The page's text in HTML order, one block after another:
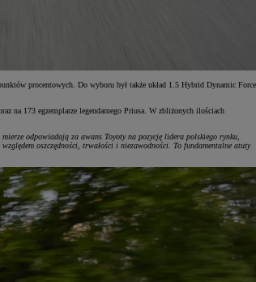
procentowych. Do wyboru był także układ 1.5 Hybrid Dynamic Force
na 173 egzemplarze legendarnego Priusa. W zbliżonych ilościach
odpowiadają za awans Toyoty na pozycję lidera polskiego rynku,
oszczędności, trwałości i niezawodności. To fundamentalne atuty